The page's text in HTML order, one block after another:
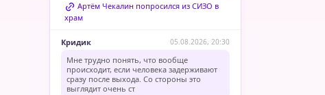
Артём Чекалин попросился из СИЗО в
храм
Кридик 05.08.2026, 20:30
Мне трудно понять, что вообще
происходит, если человека задерживают
сразу после выхода. Со стороны это
выглядит очень ст